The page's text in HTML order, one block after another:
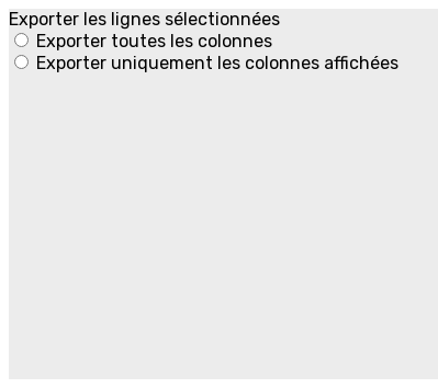
Exporter les lignes sélectionnées
Exporter toutes les colonnes
Exporter uniquement les colonnes affichées